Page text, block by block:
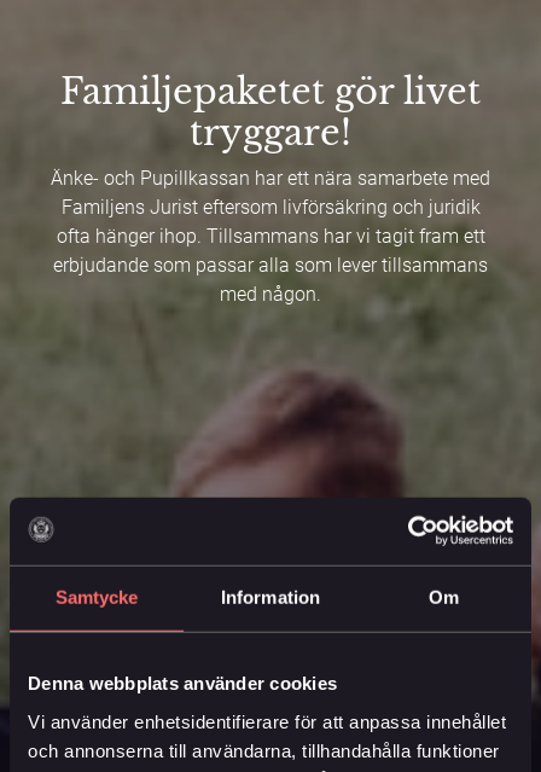
Samtycke Information Om
Denna webbplats använder cookies
Vi använder enhetsidentifierare för att anpassa innehållet
och annonserna till användarna, tillhandahålla funktioner
Familjepaketet gör livet
tryggare!
Änke- och Pupillkassan har ett nära samarbete med
Familjens Jurist eftersom livförsäkring och juridik
ofta hänger ihop. Tillsammans har vi tagit fram ett
erbjudande som passar alla som lever tillsammans
med någon.